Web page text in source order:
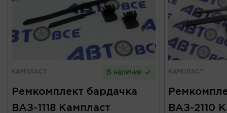
КАМПЛАСТ В наличии
Ремкомплект бардачка
ВАЗ-1118 Кампласт
КАМПЛАСТ
ВАЗ-2110